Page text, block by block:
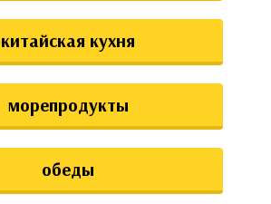
китайская кухня
морепродукты
обеды